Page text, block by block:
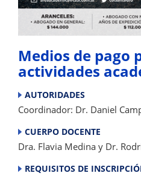
Medios de pago
actividades
AUTORIDADES
Coordinador: Dr. Daniel
CUERPO DOCENTE
Dra. Flavia Medina y Dr.
REQUISITOS DE